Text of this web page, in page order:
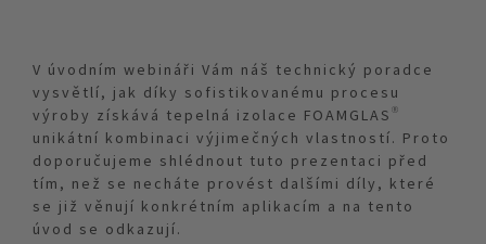
V úvodním webináři Vám náš technický poradce
vysvětlí, jak díky sofistikovanému procesu
výroby získává tepelná izolace FOAMGLAS®
unikátní kombinaci výjimečných vlastností. Proto
doporučujeme shlédnout tuto prezentaci před
tím, než se necháte provést dalšími díly, které
se již věnují konkrétním aplikacím a na tento
úvod se odkazují.